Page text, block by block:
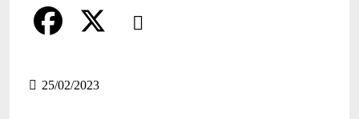
Comparteix
a 25/02/2023